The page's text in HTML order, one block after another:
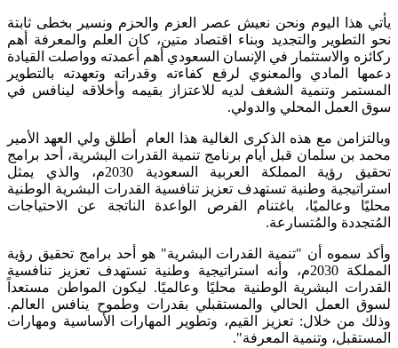
يأتي هذا اليوم ونحن نعيش عصر العزم والحزم ونسير بخطى ثابتة
نحو التطوير والتجديد وبناء اقتصاد متين، كان العلم والمعرفة أهم
ركائزه والاستثمار في الإنسان السعودي أهم أعمدته وواصلت القيادة
دعمها المادي والمعنوي لرفع كفاءته وقدراته وتعهدته بالتطوير
المستمر وتنمية الشغف لديه للاعتزاز بقيمه وأخلاقه لينافس في
سوق العمل المحلي والدولي.
وبالتزامن مع هذه الذكرى الغالية هذا العام أطلق ولي العهد الأمير
محمد بن سلمان قبل أيام برنامج تنمية القدرات البشرية، أحد برامج
تحقيق رؤية المملكة العربية السعودية 2030م، والذي يمثل
استراتيجية وطنية تستهدف تعزيز تنافسية القدرات البشرية الوطنية
محليًا وعالميًا، باغتنام الفرص الواعدة الناتجة عن الاحتياجات
المُتجددة والمُتسارعة.
وأكد سموه أن "تنمية القدرات البشرية" هو أحد برامج تحقيق رؤية
المملكة 2030م، وأنه استراتيجية وطنية تستهدف تعزيز تنافسية
القدرات البشرية الوطنية محليًا وعالميًا. ليكون المواطن مستعداً
لسوق العمل الحالي والمستقبلي بقدرات وطموح ينافس العالم.
وذلك من خلال: تعزيز القيم، وتطوير المهارات الأساسية ومهارات
المستقبل، وتنمية المعرفة".